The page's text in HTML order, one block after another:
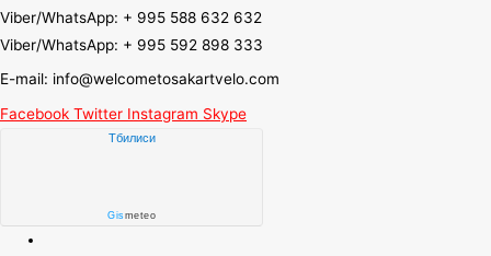
Viber/WhatsApp: + 995 588 632 632
Viber/WhatsApp: + 995 592 898 333
E-mail: info@welcometosakartvelo.com
Facebook Twitter Instagram Skype
Тбилиси
Gismeteo